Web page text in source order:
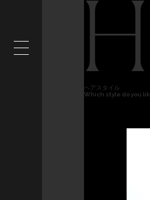
ヘアスタイル
Which style do you